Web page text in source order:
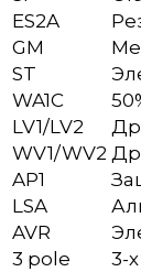
ES2A
GM
ST
WA1C
LV1/LV2
WV1/WV2
AP1
LSA
AVR
3 pole
3-